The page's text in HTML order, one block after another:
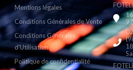
Mentions légales
Conditions Générales de Vente
Conditions Générales
d'Utilisation
Politique de confidentialité